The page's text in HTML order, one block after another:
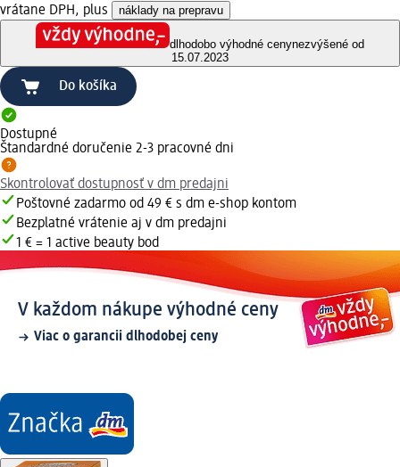
vrátane DPH, plus náklady na prepravu
dlhodobo výhodné cenynezvýšené od
15.07.2023
Do košíka
Dostupné
Štandardné doručenie 2-3 pracovné dni
Skontrolovať dostupnosť v dm predajni
Poštovné zadarmo od 49 € s dm e-shop kontom
Bezplatné vrátenie aj v dm predajni
1 € = 1 active beauty bod
V každom nákupe výhodné ceny
Viac o garancii dlhodobej ceny